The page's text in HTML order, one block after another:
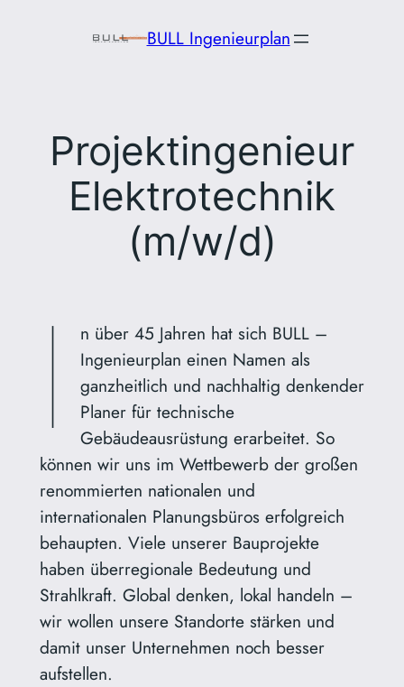
BULL Ingenieurplan
Projektingenieur
Elektrotechnik
(m/w/d)
I
n über 45 Jahren hat sich BULL –
Ingenieurplan einen Namen als
ganzheitlich und nachhaltig denkender
Planer für technische
Gebäudeausrüstung erarbeitet. So
können wir uns im Wettbewerb der großen
renommierten nationalen und
internationalen Planungsbüros erfolgreich
behaupten. Viele unserer Bauprojekte
haben überregionale Bedeutung und
Strahlkraft. Global denken, lokal handeln –
wir wollen unsere Standorte stärken und
damit unser Unternehmen noch besser
aufstellen.